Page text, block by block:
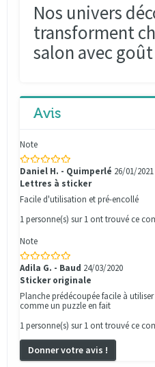
Nos univers
transforment
salon avec goût
Avis
Note
Daniel H. - Quimperlé 26/01/2021
Lettres à sticker
Facile d'utilisation et pré-encollé
1 personne(s) sur 1 ont trouvé ce
Note
Adila G. - Baud 24/03/2020
Sticker originale
Planche prédécoupée facile à
comme un puzzle en fait
1 personne(s) sur 1 ont trouvé ce
Donner votre avis !